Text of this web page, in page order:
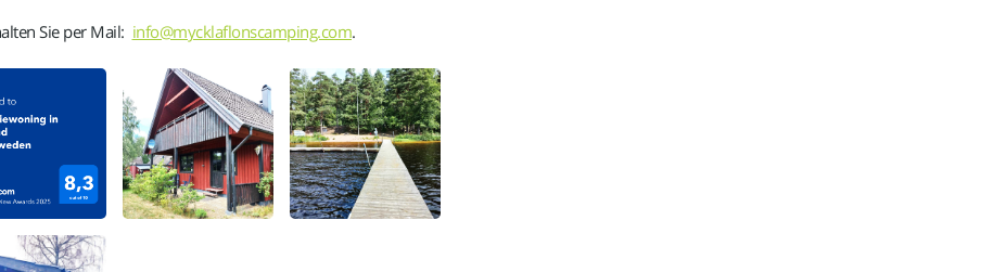
Sie per Mail: info@mycklaflonscamping.com.